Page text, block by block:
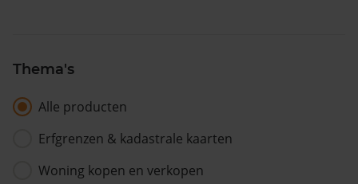
Thema's
Alle producten
Erfgrenzen & kadastrale kaarten
Woning kopen en verkopen